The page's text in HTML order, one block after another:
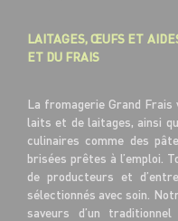
LAITAGES, ŒUFS ET
ET DU FRAIS
La fromagerie Grand Frais
laits et de laitages, ainsi
culinaires comme des
brisées prêtes à l’emploi.
de producteurs et
sélectionnés avec soin.
saveurs d’un